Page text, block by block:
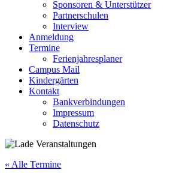
Sponsoren & Unterstützer
Partnerschulen
Interview
Anmeldung
Termine
Ferienjahresplaner
Campus Mail
Kindergärten
Kontakt
Bankverbindungen
Impressum
Datenschutz
« Alle Termine